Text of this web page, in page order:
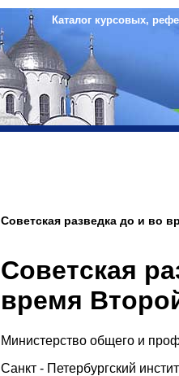
Каталог курсовых,
Советская разведка до и во
Советская
время
Министерство общего и
Санкт - Петербургский